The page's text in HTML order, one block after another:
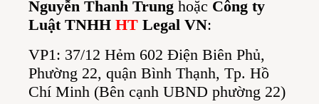
Nguyễn Thanh Trung hoặc Công ty
Luật TNHH HT Legal VN:
VP1: 37/12 Hẻm 602 Điện Biên Phủ,
Phường 22, quận Bình Thạnh, Tp. Hồ
Chí Minh (Bên cạnh UBND phường 22)